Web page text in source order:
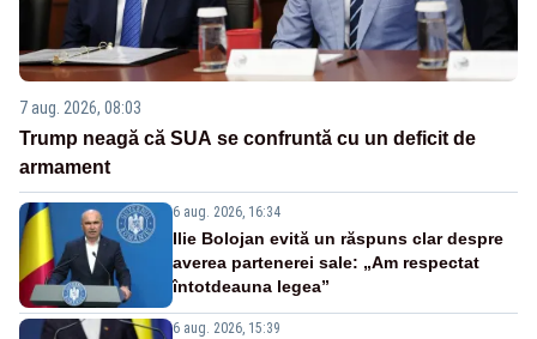
7 aug. 2026, 08:03
Trump neagă că SUA se confruntă cu un deficit de
armament
6 aug. 2026, 16:34
Ilie Bolojan evită un răspuns clar despre
averea partenerei sale: „Am respectat
întotdeauna legea”
6 aug. 2026, 15:39